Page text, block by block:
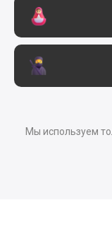
Мы используем